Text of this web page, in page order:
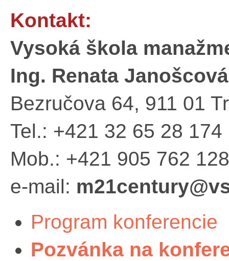
Kontakt:
Vysoká škola
Ing. Renata
Bezručova 64, 911 01
Tel.: +421 32 65 28 174
Mob.: +421 905 762 128
e-mail:
Program konferencie
Pozvánka na